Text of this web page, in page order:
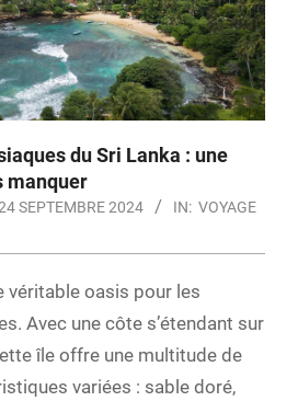
du Sri Lanka : une
manquer
SEPTEMBRE 2024 IN: VOYAGE
véritable oasis pour les
Avec une côte s’étendant sur
île offre une multitude de
variées : sable doré,